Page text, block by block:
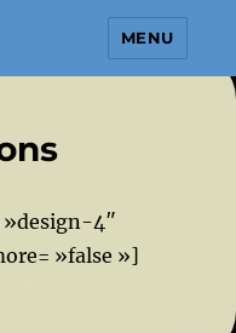
MENU
4″
»false »]